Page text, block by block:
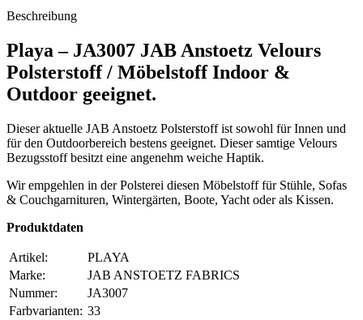
Beschreibung
Playa – JA3007 JAB Anstoetz Velours
Polsterstoff / Möbelstoff Indoor &
Outdoor geeignet.
Dieser aktuelle JAB Anstoetz Polsterstoff ist sowohl für Innen und
für den Outdoorbereich bestens geeignet. Dieser samtige Velours
Bezugsstoff besitzt eine angenehm weiche Haptik.
Wir empgehlen in der Polsterei diesen Möbelstoff für Stühle, Sofas
& Couchgarnituren, Wintergärten, Boote, Yacht oder als Kissen.
Produktdaten
Artikel:
PLAYA
Marke:
JAB ANSTOETZ FABRICS
Nummer:
JA3007
Farbvarianten: 33